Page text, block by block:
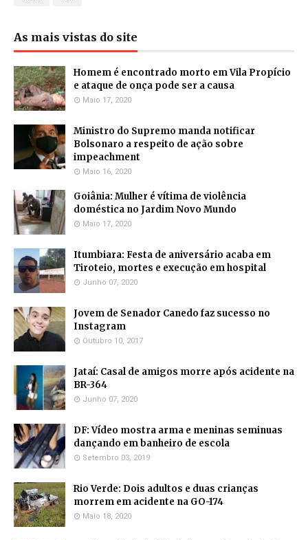
As mais vistas do site
Homem é encontrado morto em Vila Propício
e ataque de onça pode ser a causa
Maio 17, 2020
Ministro do Supremo manda notificar
Bolsonaro a respeito de ação sobre
impeachment
Maio 16, 2020
Goiânia: Mulher é vítima de violência
doméstica no Jardim Novo Mundo
Maio 17, 2020
Itumbiara: Festa de aniversário acaba em
Tiroteio, mortes e execução em hospital
Junho 07, 2020
Jovem de Senador Canedo faz sucesso no
Instagram
Outubro 10, 2017
Jataí: Casal de amigos morre após acidente na
BR-364
Junho 07, 2020
DF: Vídeo mostra arma e meninas seminuas
dançando em banheiro de escola
Setembro 03, 2019
Rio Verde: Dois adultos e duas crianças
morrem em acidente na GO-174
Maio 18, 2020